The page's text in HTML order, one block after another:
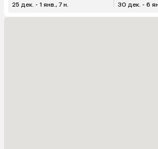
25 дек. - 1 янв., 7 н. 30 дек. - 6